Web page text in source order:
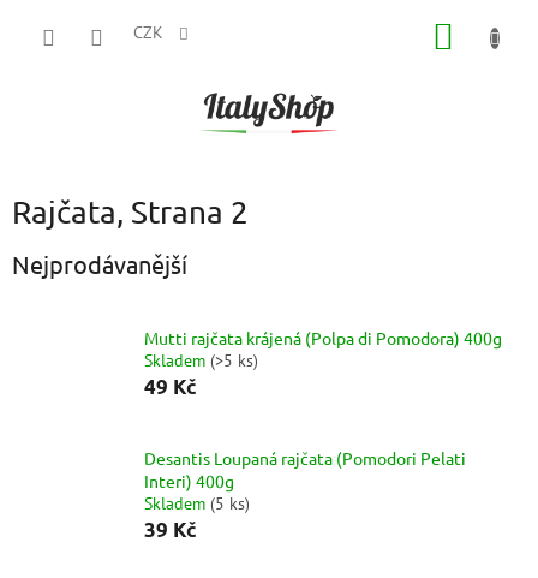
CZK
Rajčata, Strana 2
Nejprodávanější
Mutti rajčata krájená (Polpa di Pomodora) 400g
Skladem (>5 ks)
49 Kč
Desantis Loupaná rajčata (Pomodori Pelati
Interi) 400g
Skladem (5 ks)
39 Kč